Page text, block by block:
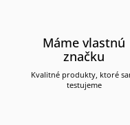
Máme vlastnú
značku
Kvalitné produkty, ktoré
testujeme